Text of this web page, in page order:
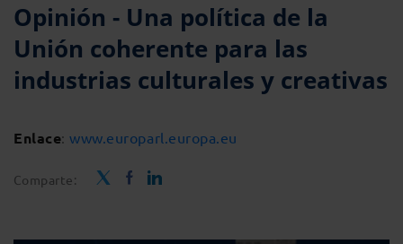
Opinión - Una política de la
Unión coherente para las
industrias culturales y creativas
Enlace:www.europarl.europa.eu
Comparte: